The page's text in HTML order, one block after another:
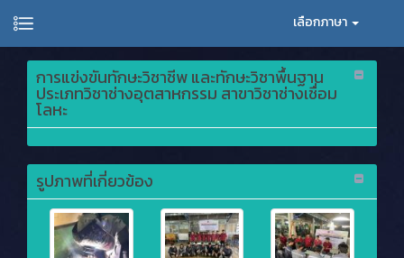
เลือกภาษา
การแข่งขันทักษะวิชาชีพ และทักษะวิชาพื้นฐาน
ประเภทวิชาช่างอุตสาหกรรม สาขาวิชาช่างเชื่อม
โลหะ
รูปภาพที่เกี่ยวข้อง